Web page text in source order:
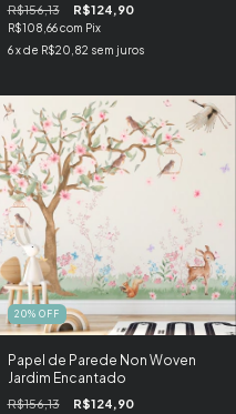
R$156,13 R$124,90
R$108,66com Pix
6 x de R$20,82 sem juros
20% OFF
Papel de Parede Non Woven
Jardim Encantado
R$156,13 R$124,90